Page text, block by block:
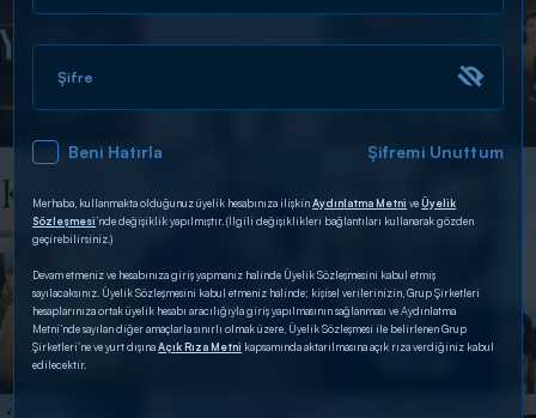
DİĞER SONUÇLAR
Şifre
Beni Hatırla Şifremi Unuttum
Merhaba, kullanmakta olduğunuz üyelik hesabınıza ilişkinAydınlatma Metni veÜyelik
Sözleşmesi’nde değişiklik yapılmıştır. (İlgili değişiklikleri bağlantıları kullanarak gözden
geçirebilirsiniz.)
Devam etmeniz ve hesabınıza giriş yapmanız halinde Üyelik Sözleşmesini kabul etmiş
sayılacaksınız. Üyelik Sözleşmesini kabul etmeniz halinde; kişisel verilerinizin, Grup Şirketleri
hesaplarınıza ortak üyelik hesabı aracılığıyla giriş yapılmasının sağlanması ve Aydınlatma
Metni’nde sayılan diğer amaçlarla sınırlı olmak üzere, Üyelik Sözleşmesi ile belirlenen Grup
Şirketleri’ne ve yurt dışınaAçık Rıza Metni kapsamında aktarılmasına açık rıza verdiğiniz kabul
edilecektir.